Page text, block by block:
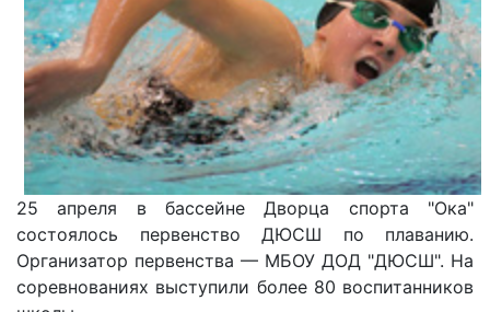
25 апреля в бассейне Дворца спорта "Ока"
состоялось первенство ДЮСШ по плаванию.
Организатор первенства — МБОУ ДОД "ДЮСШ". На
соревнованиях выступили более 80 воспитанников